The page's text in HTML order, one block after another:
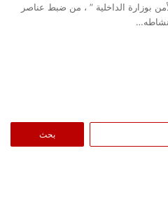
بوزارة الداخلية ” ، من ضبط عناصر
عن: